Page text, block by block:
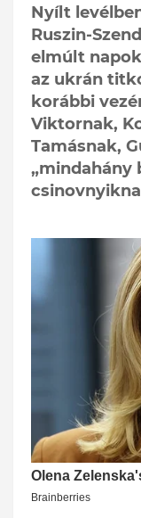
Nyílt
Ruszin-
elmúlt
az ukrán
korábbi
Viktornak,
Tamásnak,
„mindahány